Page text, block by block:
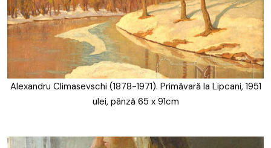
Alexandru Climasevschi (1878-1971). Primăvară la Lipcani, 1951
ulei, pânză 65 x 91cm